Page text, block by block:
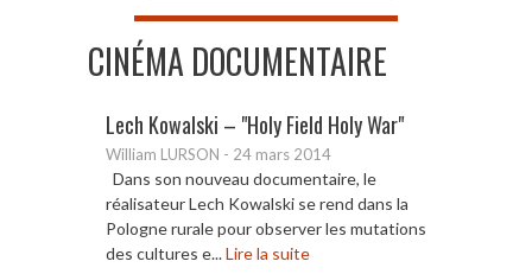
CINÉMA DOCUMENTAIRE
Lech Kowalski – "Holy Field Holy War"
William LURSON - 24 mars 2014
Dans son nouveau documentaire, le
réalisateur Lech Kowalski se rend dans la
Pologne rurale pour observer les mutations
des cultures e...Lire la suite